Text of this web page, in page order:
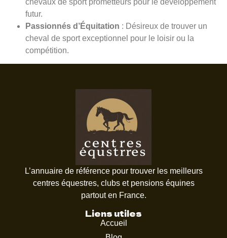
futur.
Passionnés d’Équitation : Désireux de trouver un
cheval de sport exceptionnel pour le loisir ou la
compétition.
L’annuaire de référence pour trouver les meilleurs
centres équestres, clubs et pensions équines
partout en France.
Liens utiles
Accueil